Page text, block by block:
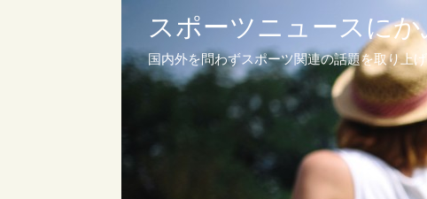
スポーツニュースに
国内外を問わずスポーツ関連の話題を取り上